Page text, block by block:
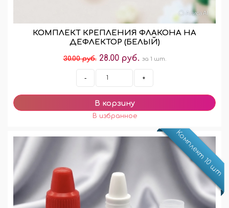
КОМПЛЕКТ КРЕПЛЕНИЯ ФЛАКОНА НА
ДЕФЛЕКТОР (БЕЛЫЙ)
30.00 руб. 28.00 руб. за 1 шт.
- +
Комплект 10 шт